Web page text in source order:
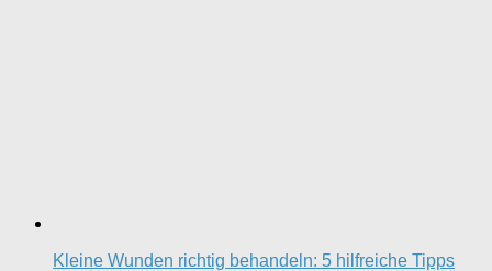
Kleine Wunden richtig behandeln: 5 hilfreiche Tipps